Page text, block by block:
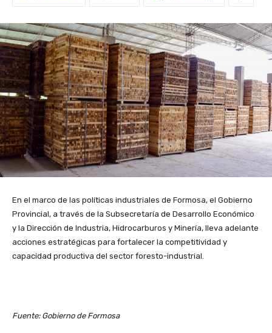
En el marco de las políticas industriales de Formosa, el Gobierno
Provincial, a través de la Subsecretaría de Desarrollo Económico
y la Dirección de Industria, Hidrocarburos y Minería, lleva adelante
acciones estratégicas para fortalecer la competitividad y
capacidad productiva del sector foresto-industrial.
Fuente: Gobierno de Formosa